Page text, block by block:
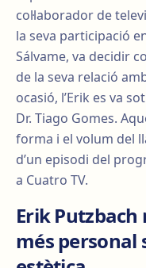
col·laborador de
la seva participació
Sálvame, va decidir
de la seva relació
ocasió, l’Erik es va
Dr. Tiago Gomes.
forma i el volum del
d’un episodi del
a Cuatro TV.
Erik Putzbach
més personal